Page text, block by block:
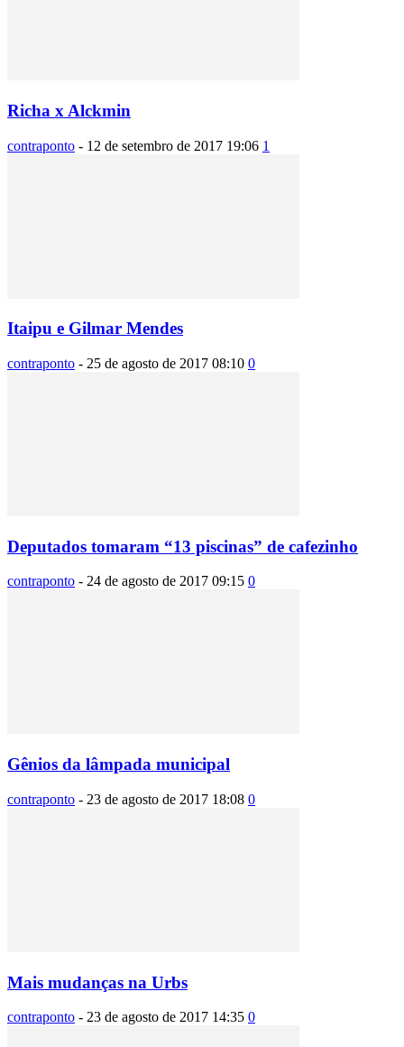
Richa x Alckmin
contraponto - 12 de setembro de 2017 19:06 1
Itaipu e Gilmar Mendes
contraponto - 25 de agosto de 2017 08:10 0
Deputados tomaram “13 piscinas” de cafezinho
contraponto - 24 de agosto de 2017 09:15 0
Gênios da lâmpada municipal
contraponto - 23 de agosto de 2017 18:08 0
Mais mudanças na Urbs
contraponto - 23 de agosto de 2017 14:35 0